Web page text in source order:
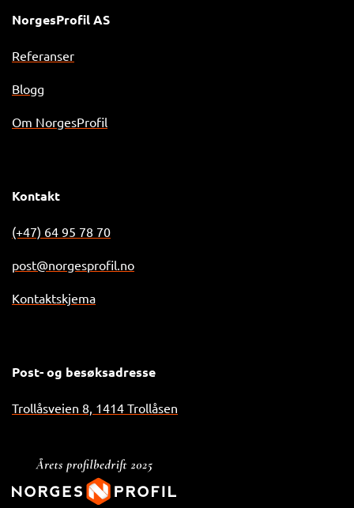
NorgesProfil AS
Referanser
Blogg
Om NorgesProfil
Kontakt
(+47) 64 95 78 70
post@norgesprofil.no
Kontaktskjema
Post- og besøksadresse
Trollåsveien 8, 1414 Trollåsen